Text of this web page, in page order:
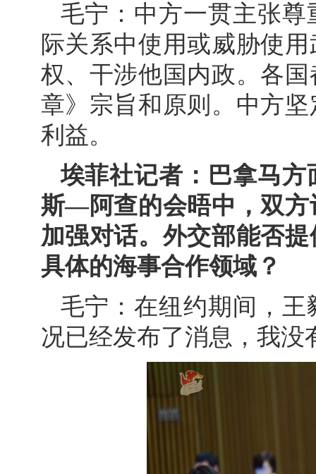
毛宁：中方一贯主张
际关系中使用或威胁使
权、干涉他国内政。各
章》宗旨和原则。中方
利益。
埃菲社记者：巴拿马
斯—阿查的会晤中，双方
加强对话。外交部能否
具体的海事合作领域？
毛宁：在纽约期间，
况已经发布了消息，我没